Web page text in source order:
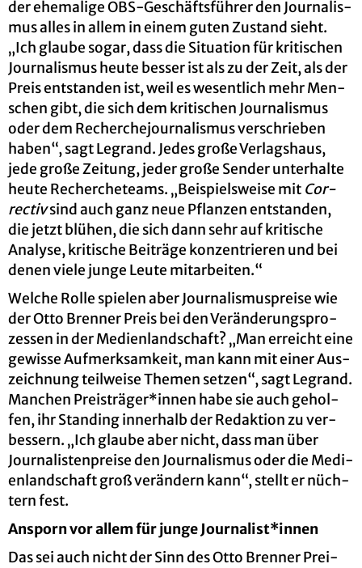
der ehe­ma­li­ge OBS-Ge­schäfts­füh­rer den Jour­na­lis­
mus alles in allem in einem guten Zu­stand sieht.
„Ich glau­be sogar, dass die Si­tua­ti­on für kri­ti­schen
Jour­na­lis­mus heute bes­ser ist als zu der Zeit, als der
Preis ent­stan­den ist, weil es we­sent­lich mehr Men­
schen gibt, die sich dem kri­ti­schen Jour­na­lis­mus
oder dem Re­cher­che­jour­na­lis­mus ver­schrie­ben
haben“, sagt Le­g­rand. Jedes große Ver­lags­haus,
jede große Zei­tung, jeder große Sen­der un­ter­hal­te
heute Re­cher­che­teams. „Bei­spiels­wei­se mit Cor­
rec­tivsind auch ganz neue Pflan­zen ent­stan­den,
die jetzt blü­hen, die sich dann sehr auf kri­ti­sche
Ana­ly­se, kri­ti­sche Bei­trä­ge kon­zen­trie­ren und bei
denen viele junge Leute mit­ar­bei­ten.“
Wel­che Rolle spie­len aber Jour­na­lis­mus­prei­se wie
der Otto Bren­ner Preis bei den Ver­än­de­rungs­pro­
zes­sen in der Me­di­en­land­schaft? „Man er­reicht eine
ge­wis­se Auf­merk­sam­keit, man kann mit einer Aus­
zeich­nung teil­wei­se The­men set­zen“, sagt Le­g­rand.
Man­chen Preis­trä­ger*innen habe sie auch ge­hol­
fen, ihr Stan­ding in­ner­halb der Re­dak­ti­on zu ver­
bes­sern. „Ich glau­be aber nicht, dass man über
Jour­na­lis­ten­prei­se den Jour­na­lis­mus oder die Me­di­
en­land­schaft groß ver­än­dern kann“, stellt er nüch­
tern fest.
An­sporn vor allem für junge Jour­na­list*innen
Das sei auch nicht der Sinn des Otto Bren­ner Prei­